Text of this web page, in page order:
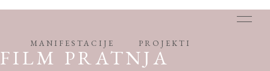
MANIFESTACIJE PROJEKTI
FILM PRATNJA